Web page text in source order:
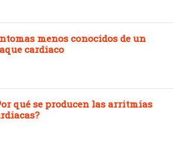
menos conocidos de un
cardiaco
qué se producen las arritmias